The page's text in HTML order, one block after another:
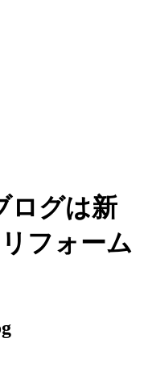
ログは新
フォーム